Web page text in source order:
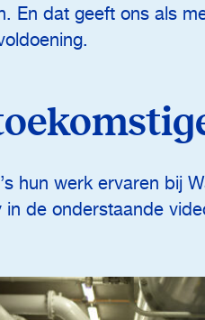
En dat geeft ons als
hun werk ervaren bij
de onderstaande